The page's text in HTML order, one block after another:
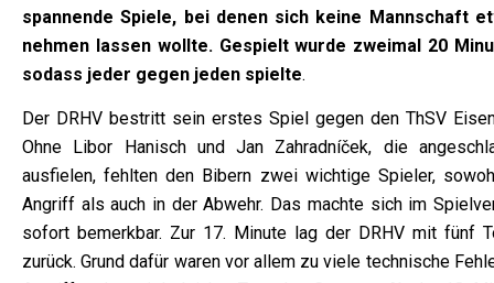
spannende Spiele, bei denen sich keine Mannschaft
nehmen lassen wollte. Gespielt wurde zweimal 20
sodass jeder gegen jeden spielte.
Der DRHV bestritt sein erstes Spiel gegen den ThSV
Ohne Libor Hanisch und Jan Zahradníček, die
ausfielen, fehlten den Bibern zwei wichtige Spieler,
Angriff als auch in der Abwehr. Das machte sich im
sofort bemerkbar. Zur 17. Minute lag der DRHV mit fünf
zurück. Grund dafür waren vor allem zu viele technische